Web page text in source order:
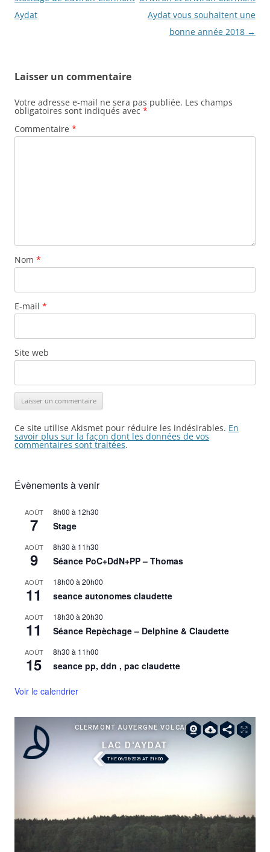
articles
Aydat
Aydat vous souhaitent une
bonne année 2018 →
Laisser un commentaire
Votre adresse e-mail ne sera pas publiée. Les champs
obligatoires sont indiqués avec *
Commentaire *
Nom *
E-mail *
Site web
Ce site utilise Akismet pour réduire les indésirables. En
savoir plus sur la façon dont les données de vos
commentaires sont traitées.
Évènements à venir
AOÛT
7
8h00 à 12h30
Stage
AOÛT
9
8h30 à 11h30
Séance PoC+DdN+PP – Thomas
AOÛT
11
18h00 à20h00
seance autonomes claudette
AOÛT
11
18h30 à20h30
Séance Repèchage – Delphine & Claudette
AOÛT
15
8h30 à 11h00
seance pp, ddn , pac claudette
Voir le calendrier